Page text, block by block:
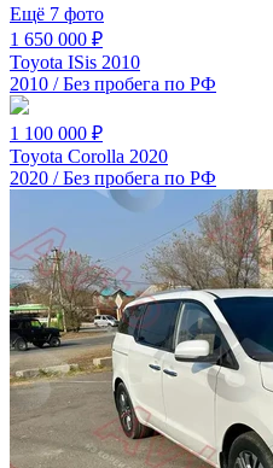
Ещё 7 фото
1 650 000 ₽
Toyota ISis 2010
2010 / Без пробега по РФ
1 100 000 ₽
Toyota Corolla 2020
2020 / Без пробега по РФ